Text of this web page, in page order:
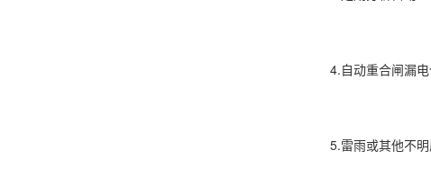
4.自动重合闸漏电
5.雷雨或其他不明